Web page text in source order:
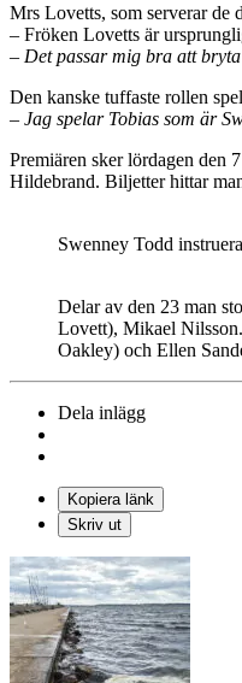
Mrs Lovetts, som serverar de
– Fröken Lovetts är
– Det passar mig bra att
Den kanske tuffaste rollen
– Jag spelar Tobias som är
Premiären sker lördagen den
Hildebrand. Biljetter hittar
Swenney Todd
Delar av den 23 man
Lovett), Mikael
Oakley) och Ellen
Dela inlägg
Kopiera länk
Skriv ut